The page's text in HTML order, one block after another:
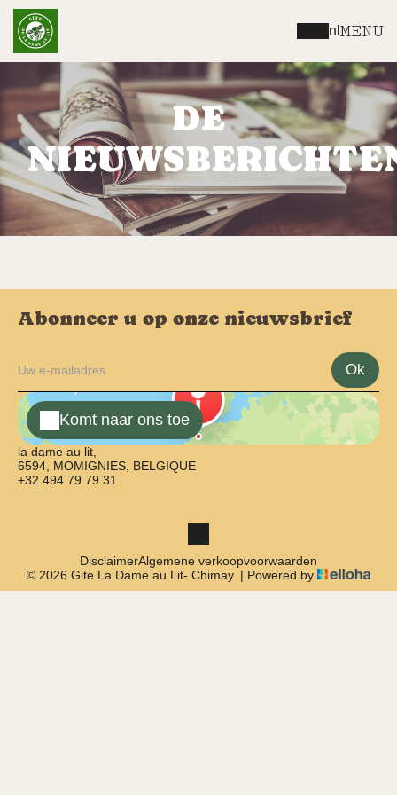
nl MENU
DE
Abonneer u op onze nieuwsbrief
Ok
Komt naar ons toe
la dame au lit,
6594, MOMIGNIES, BELGIQUE
+32 494 79 79 31
DisclaimerAlgemene verkoopvoorwaarden
© 2026 Gite La Dame au Lit- Chimay | Powered by